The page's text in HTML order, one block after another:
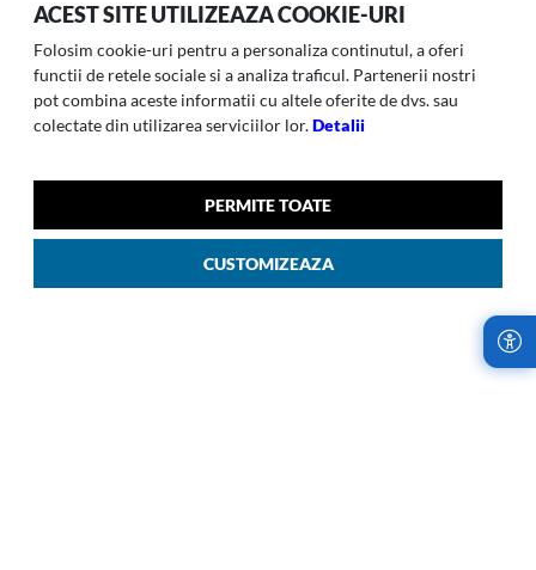
ACEST SITE UTILIZEAZA COOKIE-URI
Folosim cookie-uri pentru a personaliza continutul, a oferi
functii de retele sociale si a analiza traficul. Partenerii nostri
pot combina aceste informatii cu altele oferite de dvs. sau
colectate din utilizarea serviciilor lor.Detalii
PERMITE TOATE
CUSTOMIZEAZA
27900LEI
Kit Dalmatian
15900LEI